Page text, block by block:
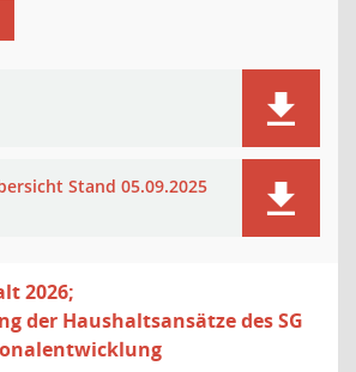
Stand 05.09.2025
2026;
der Haushaltsansätze des SG